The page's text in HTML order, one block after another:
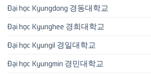
Đại học Kyungdong 경동대학교
Đại học Kyunghee 경희대학교
Đại học Kyungil 경일대학교
Đại học Kyungmin 경민대학교